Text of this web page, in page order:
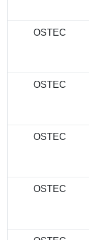
OSTEC
OSTEC
OSTEC
OSTEC